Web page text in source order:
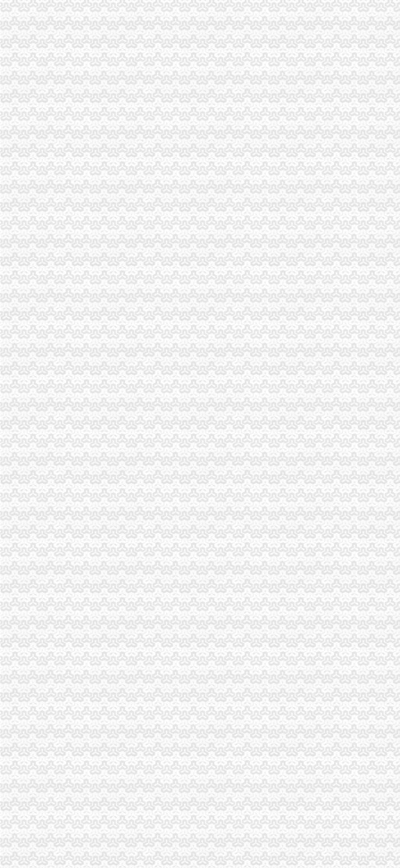
说课唐令春重庆渝中区马家堡小学《可能》-原创-搜狐
临江门代办进出口公司
广州内饰清洗：燃油系统保养GUNKM2616-油箱及油管路清洗-广州
海门临江新区货运代理业务求职_海门临江新区货运代理业务找工作_
重庆义乌小商品营销定位招商策划方案.doc
《重庆义乌小商品城营销定位招商策划方案》.doc
南方媒：北京市君合律师事务所关于南方出版媒股份有限公司发行
发点好东西上来：）全国各地户外用品店详解-旅游（Travel）版-北大
分类信息(图)(2014-12-3016:09:02)_网易新闻
华立业：2008年度审计报告_证券之星
宝山区（黑龙江省双鸭山市辖区）-搜百科
家居代理招商厂家_家居代理招商厂家/公司-阿里巴巴公司黄页
重庆天地代办进出口公司
【重庆北京天地顺聘货运代理公司】网点,地址,电话,营业时间-大
重庆易亿服装贸易有限公司,主营：服装服饰,箱包设计及销售；品
重庆市衣服快递到爱尔兰价格门到门国际包税出口服务（图）-供应信
深圳证券交易所上市公司_焦点_新浪财经_新浪网
广州机场UPS报关代理_志趣网
青岛饮料代理公司-青岛饮料代理厂家-|必途青岛饮料代理公司排行榜
重庆进口美国咖啡清关运输到成都需要多长时间【-成都进出口代理】
海haiyao品牌代理招商-招商加盟-globrand（全球品牌网）
重庆物流服务公司_物流服务厂_生产厂家企业公司
价格,厂家,图片,进出口全套代理,重庆市金利国际货物代理有限
朝天门代办进出口公司
重庆港九股份有限公司关于为重庆经略实业有限责任公司提供担保的公
重庆南岸茶园新区工商服务信息,提供新重庆南岸茶园新区财税服务
【2014年重庆美购贸易有限公司新招聘信息_电话_地址】-赶集网
重庆港国际集装箱有限公司货运代理分公司|重庆港国际集装箱有限公司
朝天门火锅加盟_朝天门火锅加盟店_朝天门火锅加盟费多少-中国连锁网
重庆雅皎贸易有限公司2017新招聘信息_电话_地址-58企业名录
重庆国际货运专线：渝新欧进口平行车运输清关代理-重庆爱问分类
【重庆朝天门易碎品物流_易碎品运输价格_易碎品托运电话】-重庆赶
重庆微商服装代理一手货源重庆女孩服装批发-服装服饰-供求信息-中国
重庆国际货运专线：重庆至马来西亚（单向）-重庆爱问分类
大坪代办进出口公司
其他职位_大坪企业新招聘信息-广州58同城
法国台灯/落地灯进口代理报关公司-报关服务-久久信息网
帅博工商*办重庆公司注册-帅博工商咨询服务部
重庆验资开户：代办公司代办区县主城房地产开发资质,入渝备案,执
平安保险代理有限公司重庆分公司大坪营业部
黄埔区代办工商注册黄埔区申请一般纳税人图片大全,广州大坪企业
【代办资质专业的团队】-渝中大坪易登网
重庆公司注册_xiaoyaotu_新浪博客
【58同城】重庆渝中大坪配送中心_大坪生活配送服务公司
乐天玛（重庆）商业有限公司大坪店联系方式_信用报告_工商信息-
渝中区代办进出口公司流程